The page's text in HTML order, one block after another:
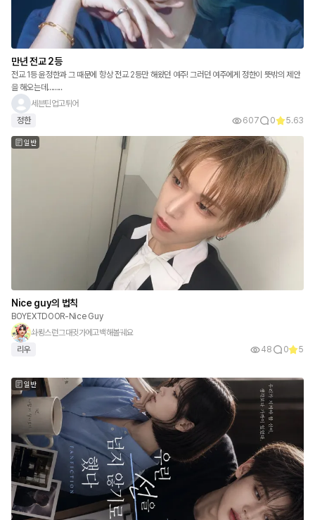
만년 전교 2등
전교 1등 윤정한과 그 때문에 항상 전교 2등만 해왔던 여주! 그러던 여주에게 정한이 뜻밖의 제안
을 해오는데........
세븐틴업고튀어
정한
607 0 5.63
일반
Nice guy의 법칙
BOYEXTDOOR-Nice Guy
솨뢍스런그대귓가에고백해볼궤요
리우
48 0 5
일반